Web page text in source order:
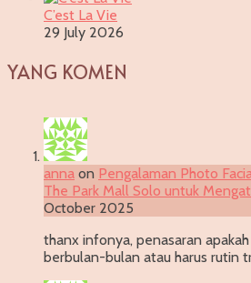
C’est La Vie
29 July 2026
YANG KOMEN
anna on Pengalaman Photo
The Park Mall Solo untuk
October 2025
thanx infonya, penasaran
berbulan-bulan atau harus rutin